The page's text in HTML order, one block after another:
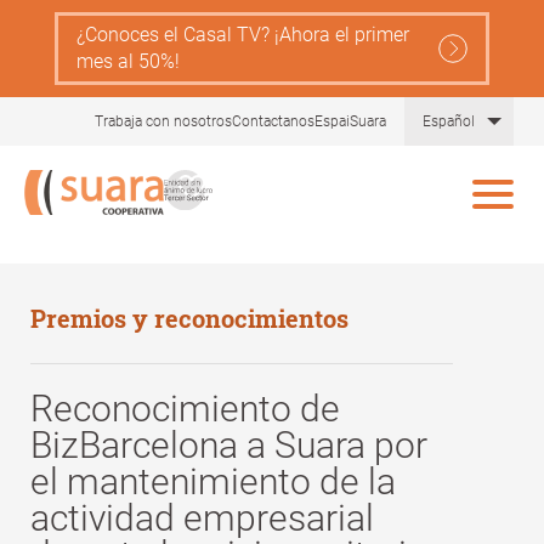
contenido
principal
¿Conoces el Casal TV? ¡Ahora el primer
mes al 50%!
Trabaja con nosotrosContactanosEspaiSuara Español
Premios y reconocimientos
Reconocimiento de
BizBarcelona a Suara por
el mantenimiento de la
actividad empresarial